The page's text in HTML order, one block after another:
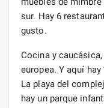
sur. Hay 6
gusto.
Cocina y
europea. Y aquí
La playa del
hay un parque